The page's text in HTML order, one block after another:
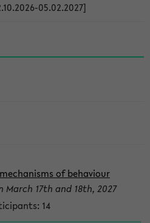
05.02.2027]
of behaviour
17th and 18th, 2027
14